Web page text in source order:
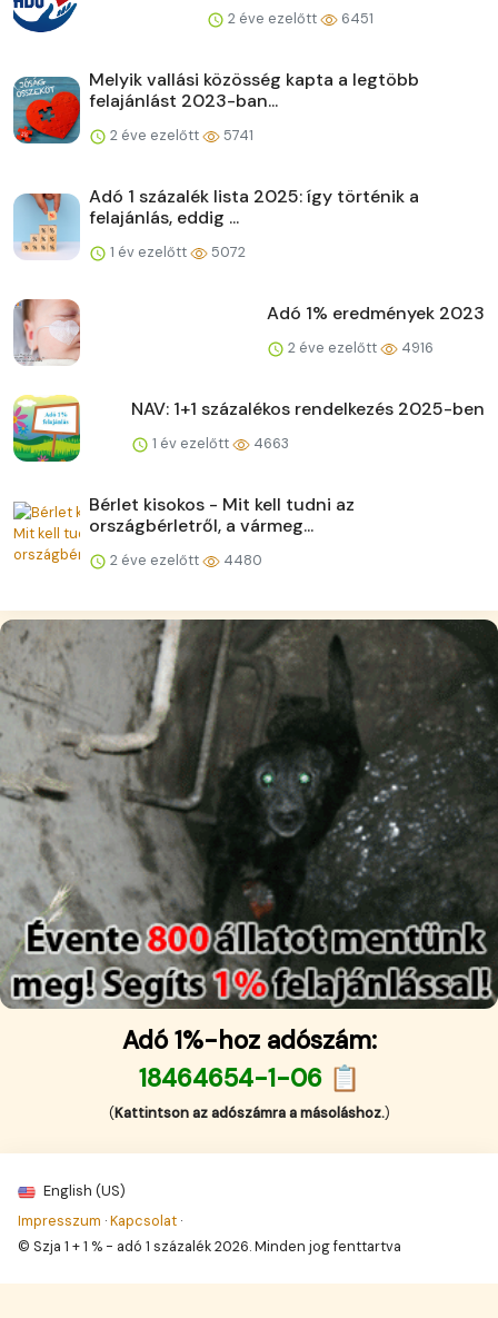
2 éve ezelőtt 6451
Melyik vallási közösség kapta a legtöbb
felajánlást 2023-ban...
2 éve ezelőtt 5741
Adó 1 százalék lista 2025: így történik a
felajánlás, eddig ...
1 év ezelőtt 5072
Adó 1% eredmények 2023
2 éve ezelőtt 4916
NAV: 1+1 százalékos rendelkezés 2025-ben
1 év ezelőtt 4663
Bérlet kisokos - Mit kell tudni az
országbérletről, a vármeg...
2 éve ezelőtt 4480
Adó 1%-hoz adószám:
18464654-1-06 📋
(Kattintson az adószámra a másoláshoz.)
English (US)
Impresszum ·Kapcsolat ·
© Szja 1 + 1 % - adó 1 százalék 2026. Minden jog fenttartva